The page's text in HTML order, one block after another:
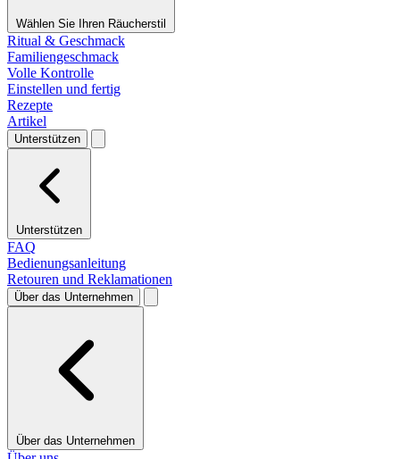
Wählen Sie Ihren Räucherstil
Ritual & Geschmack
Familiengeschmack
Volle Kontrolle
Einstellen und fertig
Rezepte
Artikel
Unterstützen
Unterstützen
FAQ
Bedienungsanleitung
Retouren und Reklamationen
Über das Unternehmen
Über das Unternehmen